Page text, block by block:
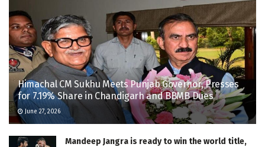
Himachal CM Sukhu Meets Punjab Governor, Presses
for 7.19% Share in Chandigarh and BBMB Dues
June 27, 2026
Mandeep Jangra is ready to win the world title,